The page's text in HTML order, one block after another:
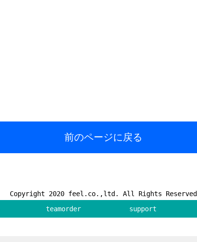
前のページに戻る
Copyright 2020 feel.co.,ltd. All Rights Reserved
teamorder support